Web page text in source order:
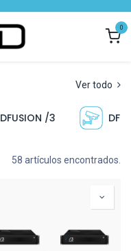
0
Ver todo
DFUSION /3
58 artículos encontrados.